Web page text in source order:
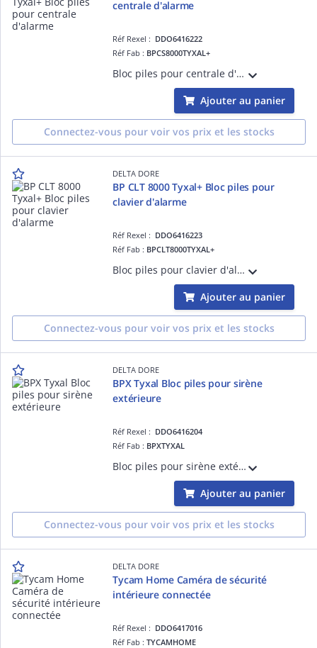
centrale d'alarme
Réf Rexel : DDO6416222
Réf Fab : BPCS8000TYXAL+
Bloc piles pour centrale d'alarme 2/8 zones, sirène intérieure et sirène extérieure SEF Tyxal+
Ajouter au panier
Connectez-vous pour voir vos prix et les stocks
DELTA DORE
BP CLT 8000 Tyxal+ Bloc piles pour
clavier d'alarme
Réf Rexel : DDO6416223
Réf Fab : BPCLT8000TYXAL+
Bloc piles pour clavier d'alarme tactile avec écran
Ajouter au panier
Connectez-vous pour voir vos prix et les stocks
DELTA DORE
BPX Tyxal Bloc piles pour sirène
extérieure
Réf Rexel : DDO6416204
Réf Fab : BPXTYXAL
Bloc piles pour sirène extérieure SEFRX
Ajouter au panier
Connectez-vous pour voir vos prix et les stocks
DELTA DORE
Tycam Home Caméra de sécurité
intérieure connectée
Réf Rexel : DDO6417016
Réf Fab :TYCAMHOME